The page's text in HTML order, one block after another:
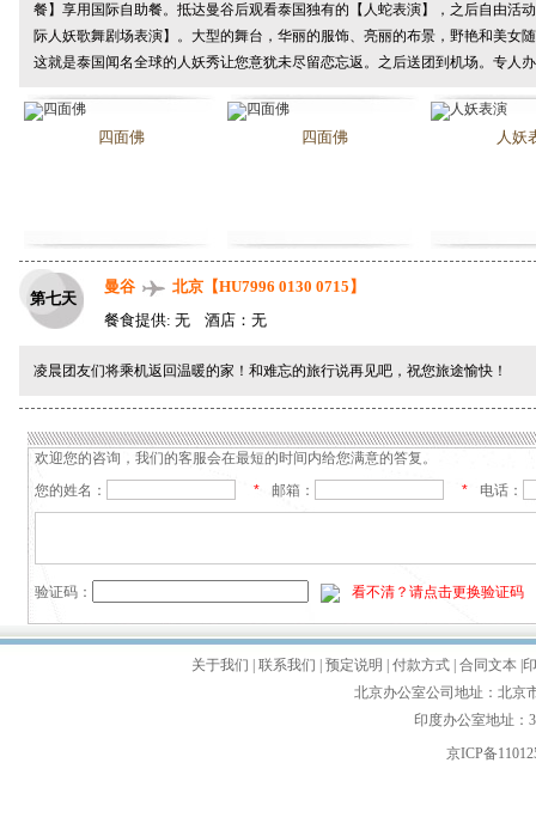
餐】享用国际自助餐。抵达曼谷后观看泰国独有的【人蛇表演】，之后自由活
际人妖歌舞剧场表演】。大型的舞台，华丽的服饰、亮丽的布景，野艳和美女
这就是泰国闻名全球的人妖秀让您意犹未尽留恋忘返。之后送团到机场。专人
四面佛 四面佛 人妖
第七天
曼谷
北京【HU7996 0130 0715】
餐食提供: 无 酒店：无
凌晨团友们将乘机返回温暖的家！和难忘的旅行说再见吧，祝您旅途愉快！
欢迎您的咨询，我们的客服会在最短的时间内给您满意的答复。
您的姓名：
* 邮箱： * 电话：
验证码： 看不清？请点击更换验证码
关于我们 联系我们 预定说明 付款方式| 合同文本|
北京办公室公司地址：北京
印度办公室地址：
京ICP备